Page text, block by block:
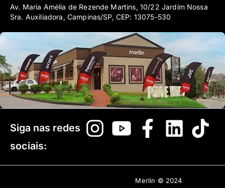
Av. Maria Amélia de Rezende Martins, 10/22 Jardim Nossa
Sra. Auxiliadora, Campinas/SP, CEP: 13075-530
Siga nas redes
sociais:
Merlin © 2024